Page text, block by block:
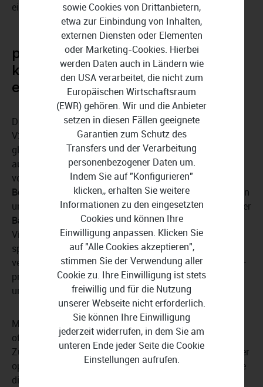
eindrucksvoller zu gestalten.
proDAD ProDRENALIN V2+
kombiniert Profifeatures mit
einfachster Bedienung
Die Benutzerfreundlichkeitvon proDAD ProDRENALIN
V2+ macht die Software für Anfänger und Profis
gleichermaßen zugänglich, da die Bearbeitung sowohl
automatisch als auch mit feinjustierten Parametern
vorgenommen werden kann. Dieintuitive
Benutzeroberflächeermöglicht eine mühelose Navigation
und eine
schnelle Bearbeitung Ihrer Aufnahmen
. Dank der
Batch-Verarbeitungsfunktion können Sie sogar mehrere
Videos gleichzeitig optimieren und somit wertvolle Zeit
sparen. Egal, ob Sie nur gelegentlich Ihre Videos
verbessern möchten oder ein passionierter Filmer sind –
proDAD ProDRENALIN V2+ bietet Ihnen die Werkzeuge,
um Ihre Visionen zum Leben zu erwecken.
Mit proDAD ProDRENALIN V2+ stehen Ihnen alle Türen
offen, um spektakuläre Videos zu erstellen, die Ihre
Zuschauer begeistern werden. Lassen Sie sich von dieser
optimalen Softwarelösung inspirieren und entdecken Sie
die unbegrenzten Möglichkeiten, Ihre Abenteuer auf eine
sowie Cookies von Drittanbietern,
etwa zur Einbindung von Inhalten,
externen Diensten oder Elementen
oder Marketing-Cookies. Hierbei
werden Daten auch in Ländern wie
den USA verarbeitet, die nicht zum
Europäischen Wirtschaftsraum
(EWR) gehören. Wir und die Anbieter
setzen in diesen Fällen geeignete
Garantien zum Schutz des
Transfers und der Verarbeitung
personenbezogener Daten um.
Indem Sie auf "Konfigurieren"
klicken,, erhalten Sie weitere
Informationen zu den eingesetzten
Cookies und können Ihre
Einwilligung anpassen. Klicken Sie
auf "Alle Cookies akzeptieren",
stimmen Sie der Verwendung aller
Cookie zu. Ihre Einwilligung ist stets
freiwillig und für die Nutzung
unserer Webseite nicht erforderlich.
Sie können Ihre Einwilligung
jederzeit widerrufen, in dem Sie am
unteren Ende jeder Seite die Cookie
Einstellungen aufrufen.